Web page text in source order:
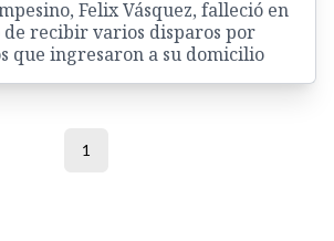
Felix Vásquez, falleció en
de recibir varios disparos por
que ingresaron a su domicilio
1